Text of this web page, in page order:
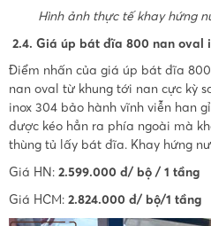
Hình ảnh thực tế khay hứng
2.4. Giá úp bát đĩa 800 nan oval
Điểm nhấn của giá úp bát đĩa
nan oval từ khung tới nan cực kỳ
inox 304 bảo hành vĩnh viễn han
được kéo hẳn ra phía ngoài mà
thùng tủ lấy bát đĩa. Khay hứng
Giá HN: 2.599.000 đ/ bộ / 1 tầng
Giá HCM: 2.824.000 đ/ bộ/1 tầng